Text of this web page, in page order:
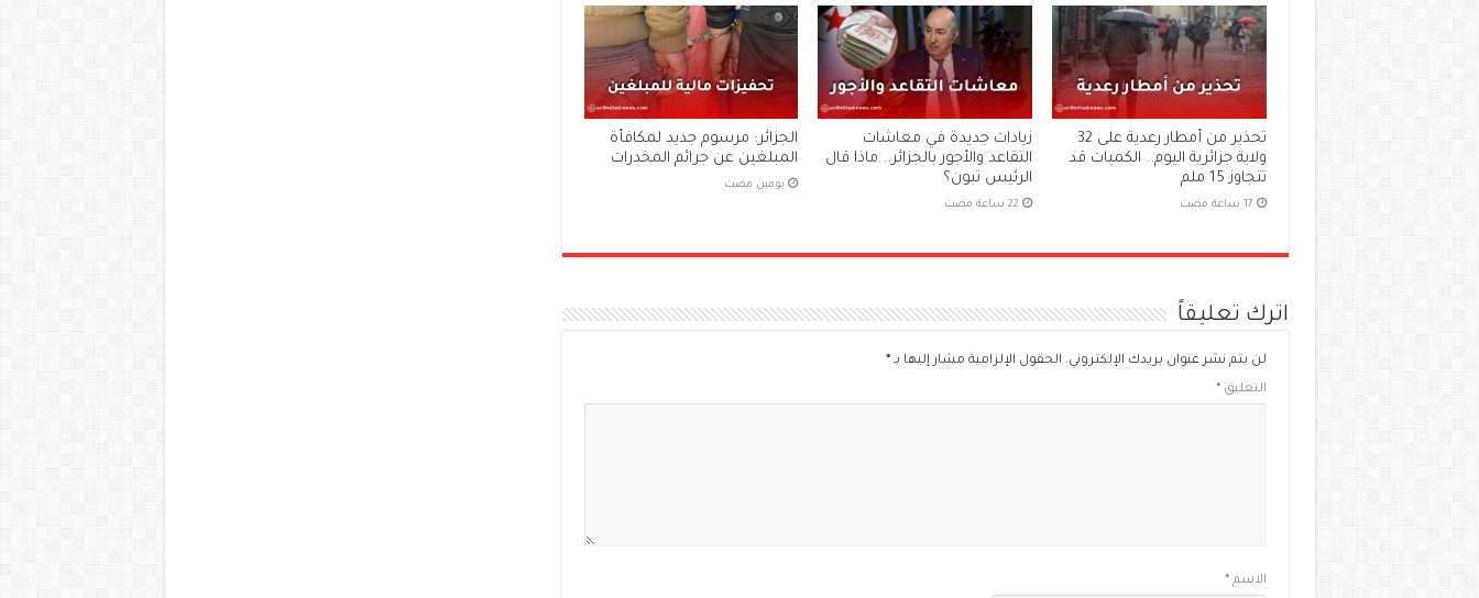
تحذير من أمطار رعدية على 32
ولاية جزائرية اليوم.. الكميات قد
تتجاوز 15 ملم
زيادات جديدة في معاشات
التقاعد والأجور بالجزائر.. ماذا قال
الرئيس تبون؟
الجزائر: مرسوم جديد لمكافأة
المبلغين عن جرائم المخدرات
‏يومين مضت
اترك تعليقاً
لن يتم نشر عنوان بريدك الإلكتروني. الحقول الإلزامية مشار إليها بـ*
التعليق*
الاسم*